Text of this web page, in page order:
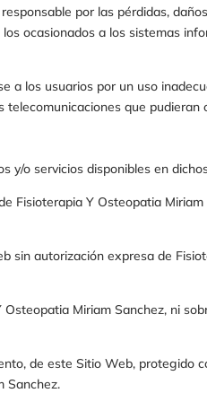
por las pérdidas,
ocasionados a los sistemas
a los usuarios por un uso
que pudieran
y/o servicios disponibles en
Fisioterapia Y Osteopatia Miriam
sin autorización expresa de
Osteopatia Miriam Sanchez, ni
de este Sitio Web, protegido
Sanchez.